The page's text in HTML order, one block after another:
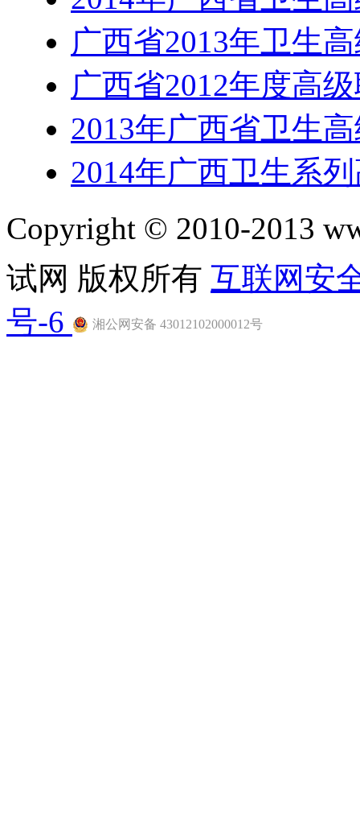
广西省2013年卫生
广西省2012年度高
2013年广西省卫生
2014年广西卫生系
Copyright © 2010-2013
试网 版权所有 互联网安
号-6
湘公网安备 43012102000012号